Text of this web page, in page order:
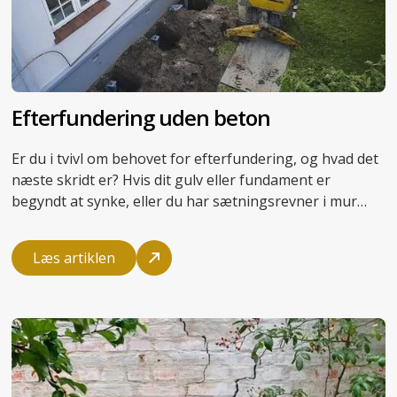
Efterfundering uden beton
Er du i tvivl om behovet for efterfundering, og hvad det
næste skridt er? Hvis dit gulv eller fundament er
begyndt at synke, eller du har sætningsrevner i mur
vurdering af sætningsskaden
Læs artiklen